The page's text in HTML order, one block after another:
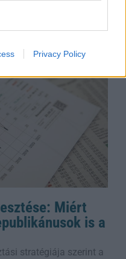
Privacy Policy
Legújabb
arról szól, hogyan
Miért
is a
stratégiája szerint a